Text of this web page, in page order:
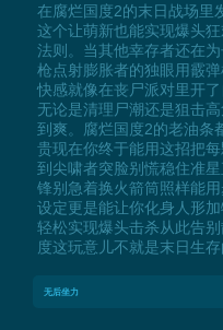
在腐烂国度2的末日战场里
这个让萌新也能实现爆头
法则。当其他幸存者还在
枪点射膨胀者的独眼用霰
快感就像在丧尸派对里开
无论是清理尸潮还是狙击
到爽。腐烂国度2的老油条
贵现在你终于能用这招把
到尖啸者突脸别慌稳住准
锋别急着换火箭筒照样能
设定更是能让你化身人形
轻松实现爆头击杀从此告
度这玩意儿不就是末日生
无后坐力